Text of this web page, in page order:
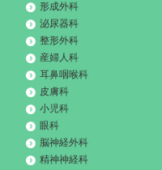
形成外科
泌尿器科
整形外科
産婦人科
耳鼻咽喉科
皮膚科
小児科
眼科
脳神経外科
精神神経科